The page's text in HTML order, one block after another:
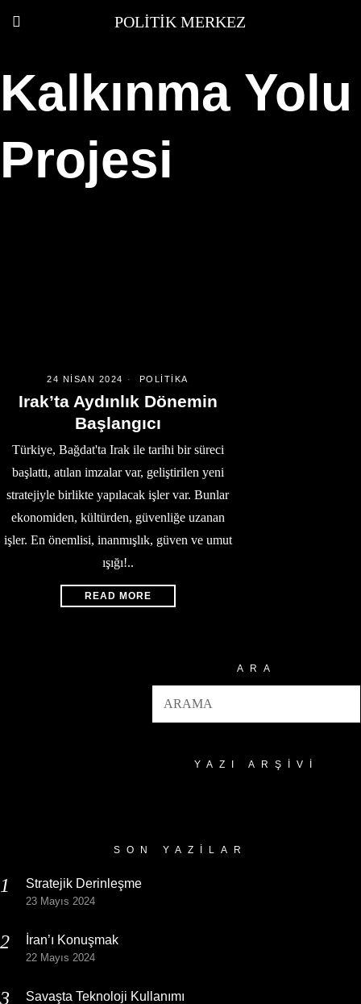
POLITIK MERKEZ
Kalkınma Yolu
Projesi
24 NISAN 2024 POLITIKA
Irak’ta Aydınlık Dönemin
Başlangıcı
Türkiye, Bağdat'ta Irak ile tarihi bir süreci
başlattı, atılan imzalar var, geliştirilen yeni
stratejiyle birlikte yapılacak işler var. Bunlar
ekonomiden, kültürden, güvenliğe uzanan
işler. En önemlisi, inanmışlık, güven ve umut
ışığı!..
READ MORE
ARA
YAZI ARŞIVI
SON YAZILAR
Stratejik Derinleşme
23 Mayıs 2024
İran’ı Konuşmak
22 Mayıs 2024
Savaşta Teknoloji Kullanımı